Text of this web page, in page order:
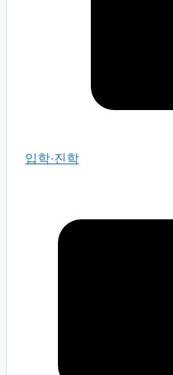
입학·진학